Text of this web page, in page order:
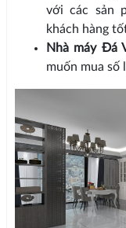
với các sản
khách hàng
Nhà máy Đá
muốn mua số